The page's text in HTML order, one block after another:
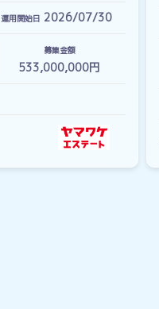
運用開始日 2026/07/30
募集金額
533,000,000円